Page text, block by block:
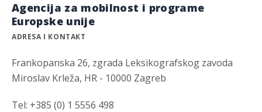
Agencija za mobilnost i programe
Europske unije
ADRESA I KONTAKT
Frankopanska 26, zgrada Leksikografskog zavoda
Miroslav Krleža, HR - 10000 Zagreb
Tel: +385 (0) 1 5556 498